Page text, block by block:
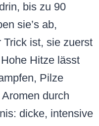
bis zu 90
sie’s ab,
ist, sie zuerst
Hitze lässt
Pilze
durch
dicke, intensive